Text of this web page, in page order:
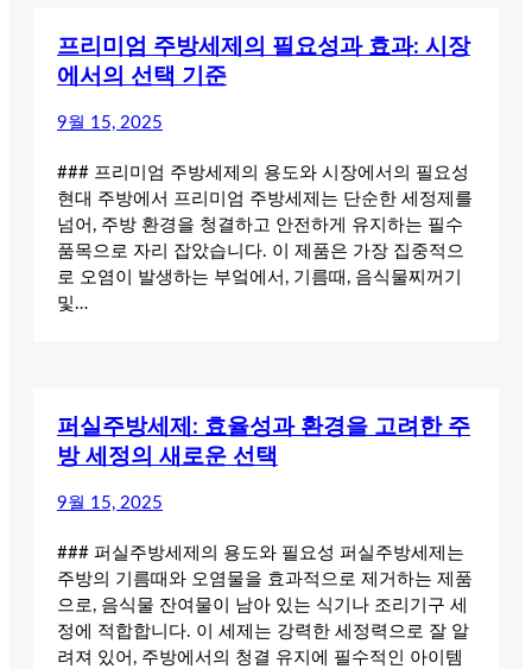
프리미엄 주방세제의 필요성과 효과: 시장
에서의 선택 기준
9월 15, 2025
### 프리미엄 주방세제의 용도와 시장에서의 필요성
현대 주방에서 프리미엄 주방세제는 단순한 세정제를
넘어, 주방 환경을 청결하고 안전하게 유지하는 필수
품목으로 자리 잡았습니다. 이 제품은 가장 집중적으
로 오염이 발생하는 부엌에서, 기름때, 음식물찌꺼기
및…
퍼실주방세제: 효율성과 환경을 고려한 주
방 세정의 새로운 선택
9월 15, 2025
### 퍼실주방세제의 용도와 필요성 퍼실주방세제는
주방의 기름때와 오염물을 효과적으로 제거하는 제품
으로, 음식물 잔여물이 남아 있는 식기나 조리기구 세
정에 적합합니다. 이 세제는 강력한 세정력으로 잘 알
려져 있어, 주방에서의 청결 유지에 필수적인 아이템